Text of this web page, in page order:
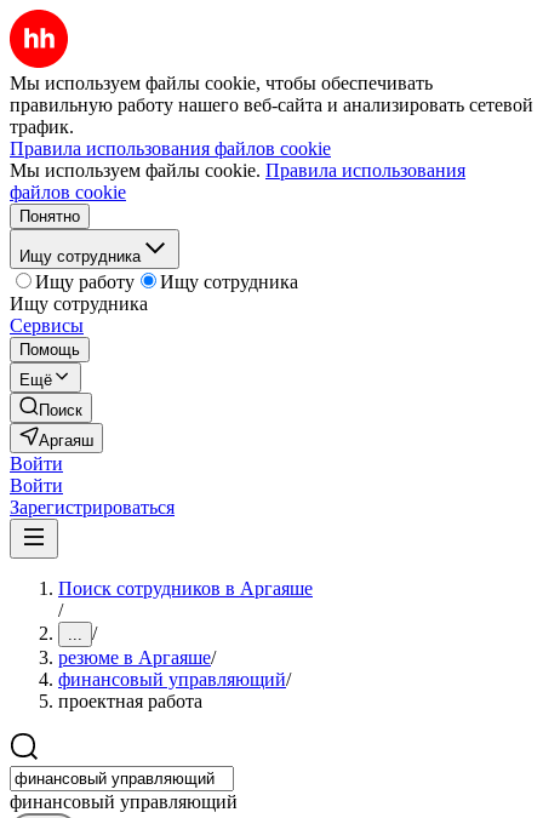
Мы используем файлы cookie, чтобы обеспечивать
правильную работу нашего веб-сайта и анализировать сетевой
трафик.
Правила использования файлов cookie
Мы используем файлы cookie. Правила использования
файлов cookie
Понятно
Ищу сотрудника
Ищу работу
Ищу сотрудника
Ищу сотрудника
Сервисы
Помощь
Ещё
Поиск
Аргаяш
Войти
Войти
Зарегистрироваться
Поиск сотрудников в Аргаяше
/
... /
резюме в Аргаяше/
финансовый управляющий/
проектная работа
финансовый управляющий